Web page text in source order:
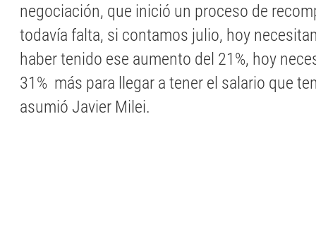
negociación, que inició un proceso de
todavía falta, si contamos julio, hoy
haber tenido ese aumento del 21%, hoy
31% más para llegar a tener el salario que
asumió Javier Milei.